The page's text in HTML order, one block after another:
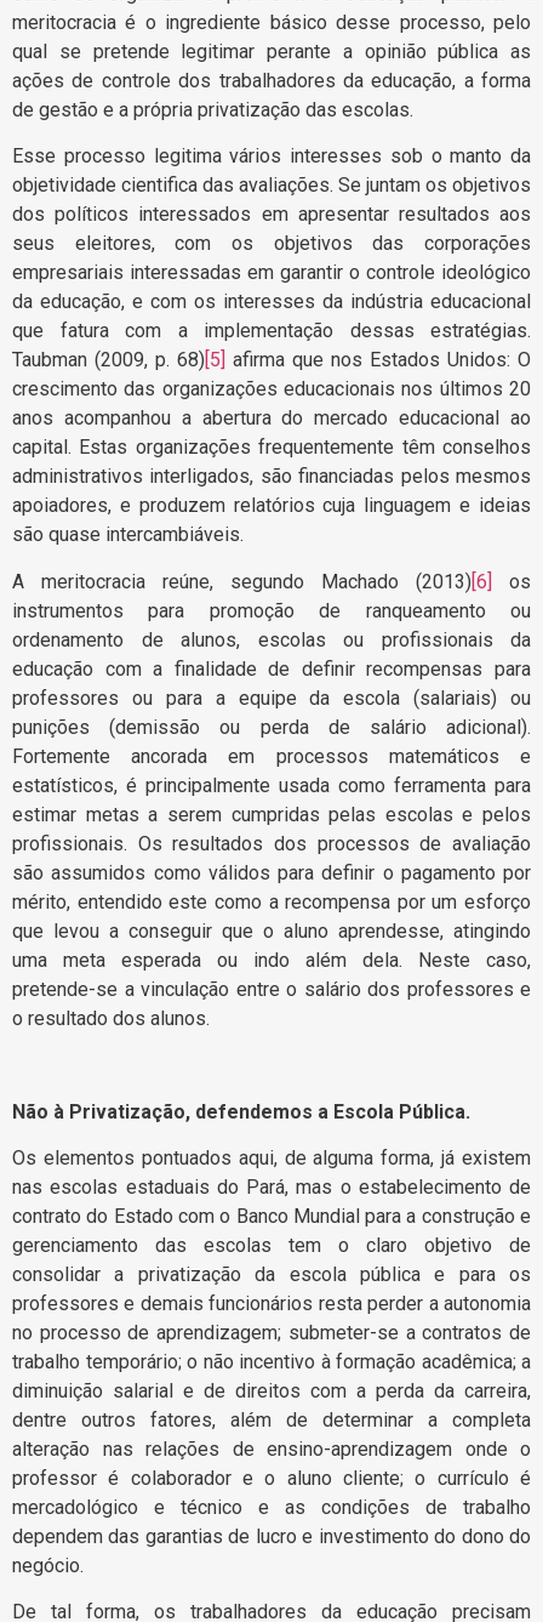
meritocracia é o ingrediente básico desse processo, pelo
qual se pretende legitimar perante a opinião pública as
ações de controle dos trabalhadores da educação, a forma
de gestão e a própria privatização das escolas.
Esse processo legitima vários interesses sob o manto da
objetividade cientifica das avaliações. Se juntam os objetivos
dos políticos interessados em apresentar resultados aos
seus eleitores, com os objetivos das corporações
empresariais interessadas em garantir o controle ideológico
da educação, e com os interesses da indústria educacional
que fatura com a implementação dessas estratégias.
Taubman (2009, p. 68) [5] afirma que nos Estados Unidos: O
crescimento das organizações educacionais nos últimos 20
anos acompanhou a abertura do mercado educacional ao
capital. Estas organizações frequentemente têm conselhos
administrativos interligados, são financiadas pelos mesmos
apoiadores, e produzem relatórios cuja linguagem e ideias
são quase intercambiáveis.
A meritocracia reúne, segundo Machado (2013)[6]
os
instrumentos para promoção de ranqueamento ou
ordenamento de alunos, escolas ou profissionais da
educação com a finalidade de definir recompensas para
professores ou para a equipe da escola (salariais) ou
punições (demissão ou perda de salário adicional).
Fortemente ancorada em processos matemáticos e
estatísticos, é principalmente usada como ferramenta para
estimar metas a serem cumpridas pelas escolas e pelos
profissionais. Os resultados dos processos de avaliação
são assumidos como válidos para definir o pagamento por
mérito, entendido este como a recompensa por um esforço
que levou a conseguir que o aluno aprendesse, atingindo
uma meta esperada ou indo além dela. Neste caso,
pretende-se a vinculação entre o salário dos professores e
o resultado dos alunos.
Não à Privatização, defendemos a Escola Pública.
Os elementos pontuados aqui, de alguma forma, já existem
nas escolas estaduais do Pará, mas o estabelecimento de
contrato do Estado com o Banco Mundial para a construção e
gerenciamento das escolas tem o claro objetivo de
consolidar a privatização da escola pública e para os
professores e demais funcionários resta perder a autonomia
no processo de aprendizagem; submeter-se a contratos de
trabalho temporário; o não incentivo à formação acadêmica; a
diminuição salarial e de direitos com a perda da carreira,
dentre outros fatores, além de determinar a completa
alteração nas relações de ensino-aprendizagem onde o
professor é colaborador e o aluno cliente; o currículo é
mercadológico e técnico e as condições de trabalho
dependem das garantias de lucro e investimento do dono do
negócio.
De tal forma, os trabalhadores da educação precisam